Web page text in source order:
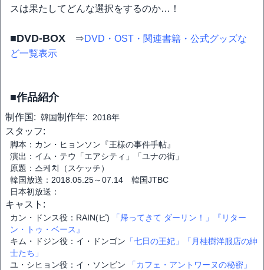
スは果たしてどんな選択をするのか…！
■DVD-BOX ⇒DVD・OST・関連書籍・公式グッズな
ど一覧表示
■作品紹介
制作国: 韓国制作年: 2018年
スタッフ:
脚本：カン・ヒョンソン『王様の事件手帖』
演出：イム・テウ「エアシティ」「ユナの街」
原題：스케치（スケッチ）
韓国放送：2018.05.25～07.14 韓国JTBC
日本初放送：
キャスト:
カン・ドンス役：RAIN(ピ) 「帰ってきて ダーリン！」
『リター
ン・トゥ・ベース』
キム・ドジン役：イ・ドンゴン 「七日の王妃」
「月桂樹洋服店の紳
士たち」
ユ・シヒョン役：イ・ソンビン
「カフェ・アントワーヌの秘密」